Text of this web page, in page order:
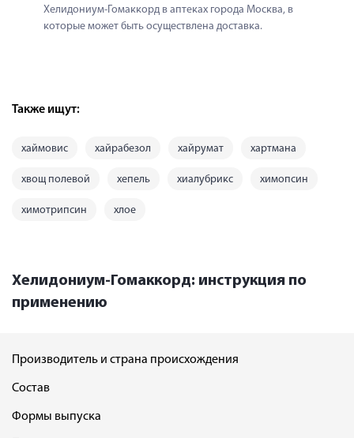
Хелидониум-Гомаккорд в аптеках города Москва, в
которые может быть осуществлена доставка.
Также ищут:
хаймовис хайрабезол хайрумат хартмана
хвощ полевой хепель хиалубрикс химопсин
химотрипсин хлое
Хелидониум-Гомаккорд: инструкция по
применению
Производитель и страна происхождения
Состав
Формы выпуска